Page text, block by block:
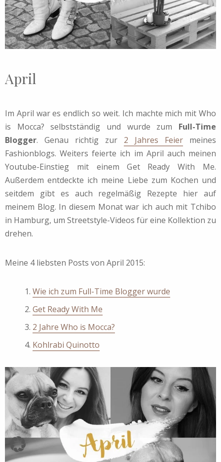
April
Im April war es endlich so weit. Ich machte mich mit Who
is Mocca? selbstständig und wurde zum Full-Time
Blogger. Genau richtig zur 2 Jahres Feier meines
Fashionblogs. Weiters feierte ich im April auch meinen
Youtube-Einstieg mit einem Get Ready With Me.
Außerdem entdeckte ich meine Liebe zum Kochen und
seitdem gibt es auch regelmäßig Rezepte hier auf
meinem Blog. In diesem Monat war ich auch mit Tchibo
in Hamburg, um Streetstyle-Videos für eine Kollektion zu
drehen.
Meine 4 liebsten Posts von April 2015:
Wie ich zum Full-Time Blogger wurde
Get Ready With Me
2 Jahre Who is Mocca?
Kohlrabi Quinotto